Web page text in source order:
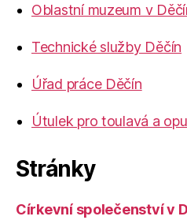
Oblastní muzeum v
Technické služby Děčín
Úřad práce Děčín
Útulek pro toulavá a
Stránky
Církevní společenství v